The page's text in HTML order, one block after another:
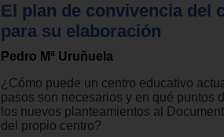
El plan de convivencia del
para su elaboración
Pedro Mª Uruñuela
¿Cómo puede un centro educativo
pasos son necesarios y en qué puntos
los nuevos planteamientos al
del propio centro?